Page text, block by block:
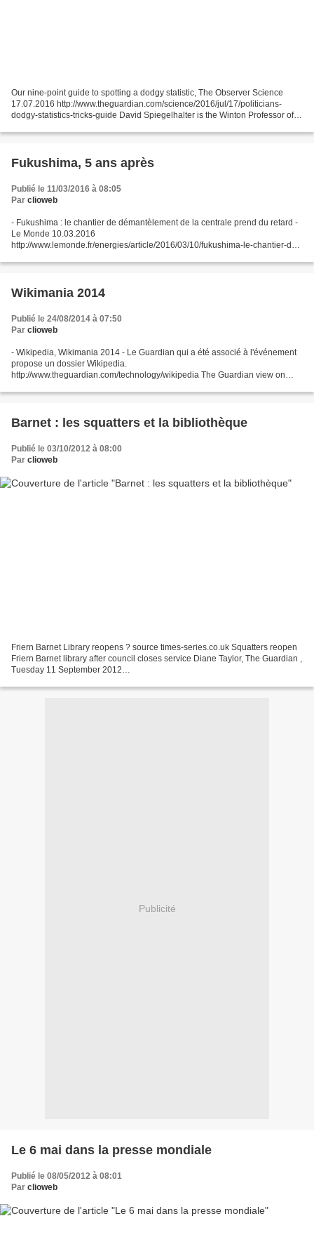
Our nine-point guide to spotting a dodgy statistic, The Observer Science
17.07.2016 http://www.theguardian.com/science/2016/jul/17/politicians-
dodgy-statistics-tricks-guide David Spiegelhalter is the Winton Professor of
Fukushima, 5 ans après
Publié le 11/03/2016 à 08:05
Par clioweb
- Fukushima : le chantier de démantèlement de la centrale prend du retard -
Le Monde 10.03.2016
http://www.lemonde.fr/energies/article/2016/03/10/fukushima-le-chantier-de-
L'agenda de...
Wikimania 2014
Publié le 24/08/2014 à 07:50
Par clioweb
- Wikipedia, Wikimania 2014 - Le Guardian qui a été associé à l'événement
propose un dossier Wikipedia.
http://www.theguardian.com/technology/wikipedia The Guardian view on
http://www.theguardian.com/commentisfree/2014/aug/07/guardian-view-
Barnet : les squatters et la bibliothèque
Publié le 03/10/2012 à 08:00
Par clioweb
Friern Barnet Library reopens ? source times-series.co.uk Squatters reopen
Friern Barnet library after council closes service Diane Taylor, The Guardian ,
Tuesday 11 September 2012
library?intcmp=239...
Publicité
Le 6 mai dans la presse mondiale
Publié le 08/05/2012 à 08:01
Par clioweb